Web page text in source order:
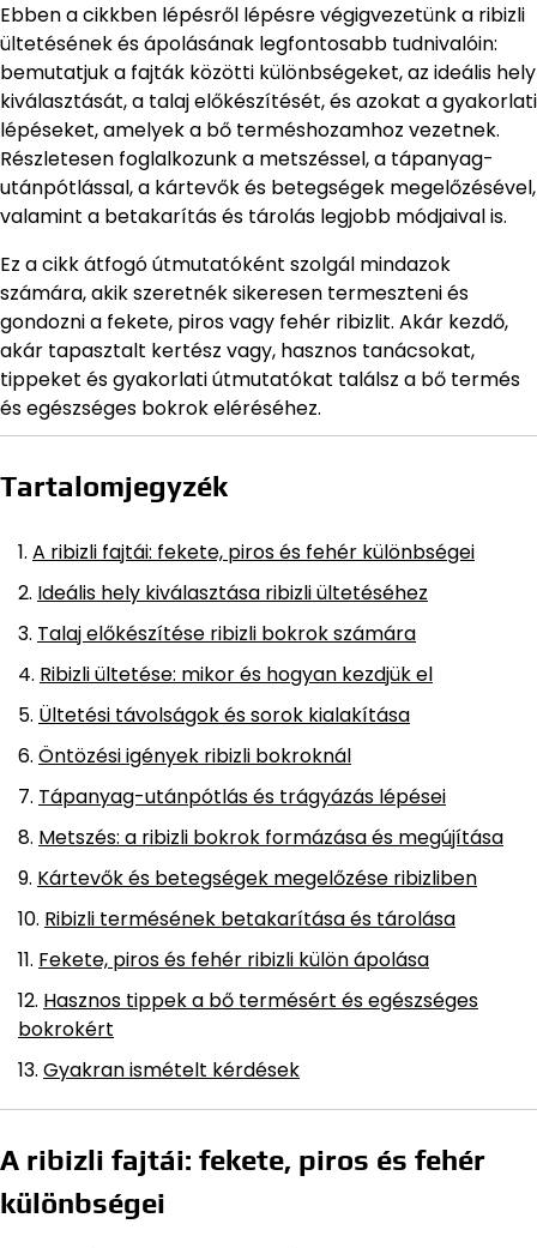
Ebben a cikkben lépésről lépésre végigvezetünk a ribizli
ültetésének és ápolásának legfontosabb tudnivalóin:
bemutatjuk a fajták közötti különbségeket, az ideális hely
kiválasztását, a talaj előkészítését, és azokat a gyakorlati
lépéseket, amelyek a bő terméshozamhoz vezetnek.
Részletesen foglalkozunk a metszéssel, a tápanyag-
utánpótlással, a kártevők és betegségek megelőzésével,
valamint a betakarítás és tárolás legjobb módjaival is.
Ez a cikk átfogó útmutatóként szolgál mindazok
számára, akik szeretnék sikeresen termeszteni és
gondozni a fekete, piros vagy fehér ribizlit. Akár kezdő,
akár tapasztalt kertész vagy, hasznos tanácsokat,
tippeket és gyakorlati útmutatókat találsz a bő termés
és egészséges bokrok eléréséhez.
Tartalomjegyzék
A ribizli fajtái: fekete, piros és fehér különbségei
Ideális hely kiválasztása ribizli ültetéséhez
Talaj előkészítése ribizli bokrok számára
Ribizli ültetése: mikor és hogyan kezdjük el
Ültetési távolságok és sorok kialakítása
Öntözési igények ribizli bokroknál
Tápanyag-utánpótlás és trágyázás lépései
Metszés: a ribizli bokrok formázása és megújítása
Kártevők és betegségek megelőzése ribizliben
Ribizli termésének betakarítása és tárolása
Fekete, piros és fehér ribizli külön ápolása
Hasznos tippek a bő termésért és egészséges
bokrokért
Gyakran ismételt kérdések
A ribizli fajtái: fekete, piros és fehér
különbségei